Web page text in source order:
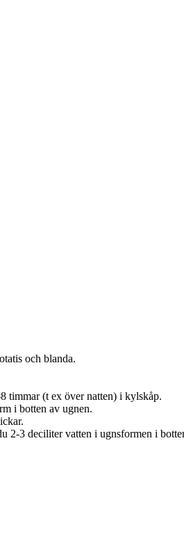
och blanda.
timmar (t ex över natten) i kylskåp.
i botten av ugnen.
2-3 deciliter vatten i ugnsformen i